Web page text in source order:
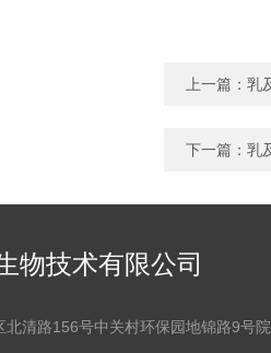
上一篇： 乳
下一篇： 乳
物技术有限公司
北清路156号中关村环保园地锦路9号院